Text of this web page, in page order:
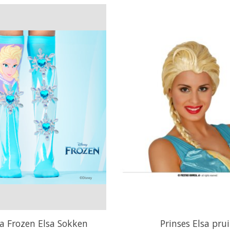
Frozen Elsa Sokken Prinses Elsa